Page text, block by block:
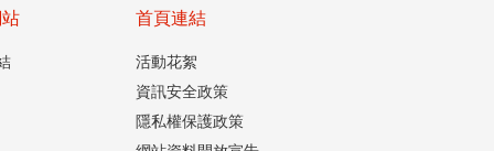
首頁連結
活動花絮
資訊安全政策
隱私權保護政策